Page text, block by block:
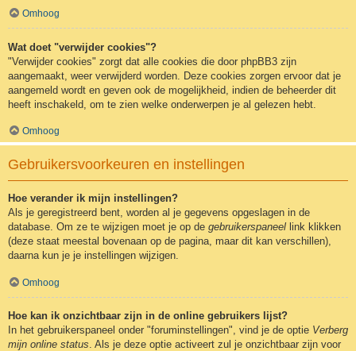
Omhoog
Wat doet "verwijder cookies"?
"Verwijder cookies" zorgt dat alle cookies die door phpBB3 zijn
aangemaakt, weer verwijderd worden. Deze cookies zorgen ervoor dat je
aangemeld wordt en geven ook de mogelijkheid, indien de beheerder dit
heeft inschakeld, om te zien welke onderwerpen je al gelezen hebt.
Omhoog
Gebruikersvoorkeuren en instellingen
Hoe verander ik mijn instellingen?
Als je geregistreerd bent, worden al je gegevens opgeslagen in de
database. Om ze te wijzigen moet je op de gebruikerspaneel link klikken
(deze staat meestal bovenaan op de pagina, maar dit kan verschillen),
daarna kun je je instellingen wijzigen.
Omhoog
Hoe kan ik onzichtbaar zijn in de online gebruikers lijst?
In het gebruikerspaneel onder "foruminstellingen", vind je de optie Verberg
mijn online status . Als je deze optie activeert zul je onzichtbaar zijn voor